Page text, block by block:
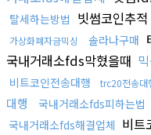
탈세하는방법 빗썸코인추적
가상화폐자금믹싱 솔라나구매
국내거래소fds막혔을때
비트코인전송대행 trc20전송대
대행
국내거래소fds피하는법
국내거래소fds해결업체 비트